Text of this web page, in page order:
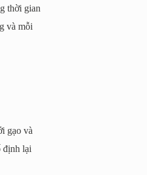
thời gian
và mỗi
gạo và
định lại